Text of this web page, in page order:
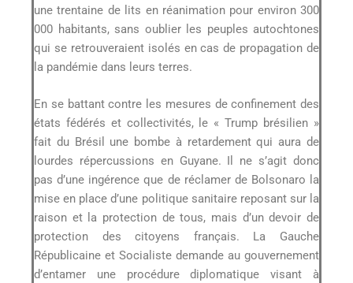
une trentaine de lits en réanimation pour environ 300
000 habitants, sans oublier les peuples autochtones
qui se retrouveraient isolés en cas de propagation de
la pandémie dans leurs terres.
En se battant contre les mesures de confinement des
états fédérés et collectivités, le « Trump brésilien »
fait du Brésil une bombe à retardement qui aura de
lourdes répercussions en Guyane. Il ne s’agit donc
pas d’une ingérence que de réclamer de Bolsonaro la
mise en place d’une politique sanitaire reposant sur la
raison et la protection de tous, mais d’un devoir de
protection des citoyens français. La Gauche
Républicaine et Socialiste demande au gouvernement
d’entamer une procédure diplomatique visant à